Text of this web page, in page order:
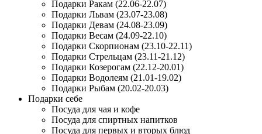
Подарки Ракам (22.06-22.07)
Подарки Львам (23.07-23.08)
Подарки Девам (24.08-23.09)
Подарки Весам (24.09-22.10)
Подарки Скорпионам (23.10-22.11)
Подарки Стрельцам (23.11-21.12)
Подарки Козерогам (22.12-20.01)
Подарки Водолеям (21.01-19.02)
Подарки Рыбам (20.02-20.03)
Подарки себе
Посуда для чая и кофе
Посуда для спиртных напитков
Посуда для первых и вторых блюд